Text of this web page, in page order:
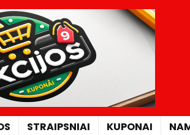
STRAIPSNIAI KUPONAI